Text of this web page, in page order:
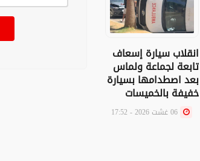
انقلاب سيارة إسعاف
تابعة لجماعة ولماس
بعد اصطدامها بسيارة
خفيفة بالخميسات